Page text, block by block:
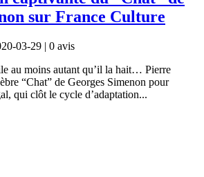
sur France Culture
03-29 | 0 avis
au moins autant qu’il la hait… Pierre
“Chat” de Georges Simenon pour
qui clôt le cycle d’adaptation...